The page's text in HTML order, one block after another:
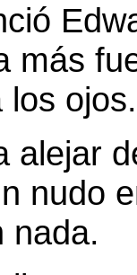
más
los ojos.
alejar
nudo
nada.